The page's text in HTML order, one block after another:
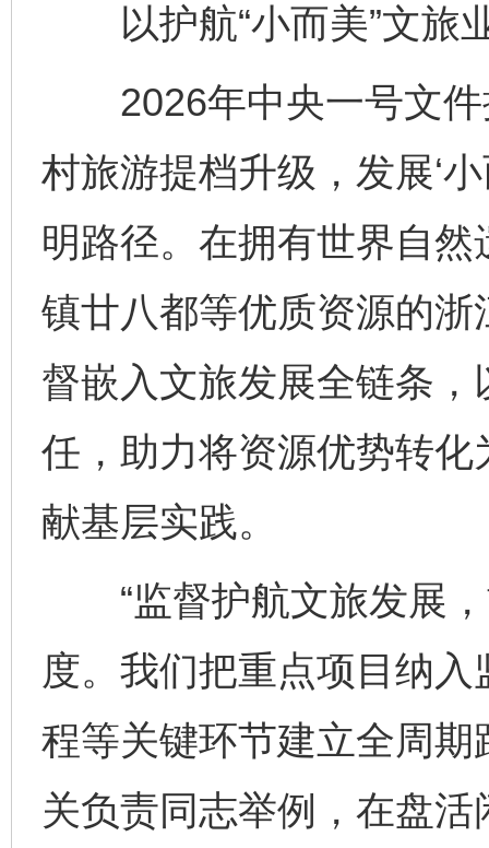
以护航“小而美”文旅
2026年中央一号文件
村旅游提档升级，发展‘
明路径。在拥有世界自
镇廿八都等优质资源的
督嵌入文旅发展全链条
任，助力将资源优势转
献基层实践。
“监督护航文旅发展，
度。我们把重点项目纳
程等关键环节建立全周期
关负责同志举例，在盘